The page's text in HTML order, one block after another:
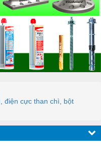
điện cực than chì, bột